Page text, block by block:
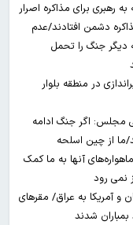
نماینده مجلس: دولت با زدن ۲۸ نامه به رهبری برای مذاکره اصرار
دشمن افتادند/عدم
دیگر جنگ را تحمل
در منطقه بلوار
مجلس: اگر جنگ ادامه
ما از چین اسلحه
آنها به ما کمک
نمی رود
و آمریکا به عراق/ مقرهای
شدند